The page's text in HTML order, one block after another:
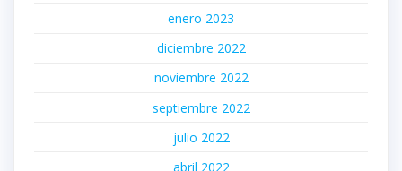
enero 2023
diciembre 2022
noviembre 2022
septiembre 2022
julio 2022
abril 2022